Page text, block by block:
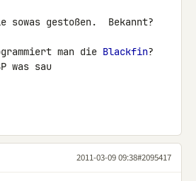
gestoßen.  Bekannt?
man die Blackfin?
was sau
2011-03-09 09:38#2095417